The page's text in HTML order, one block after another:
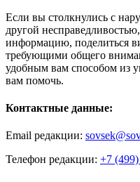
Если вы столкнулись с
другой
информацию, поделиться
требующими общего
удобным вам способом из
вам помочь.
Контактные данные:
Email редакции:
Телефон редакции: +7